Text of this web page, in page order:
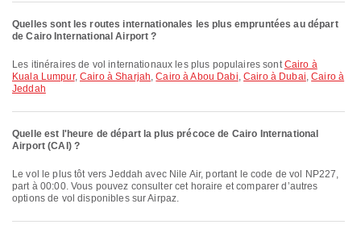
Quelles sont les routes internationales les plus empruntées au départ
de Cairo International Airport ?
Les itinéraires de vol internationaux les plus populaires sontCairo à
Kuala Lumpur, Cairo à Sharjah,Cairo à Abou Dabi,Cairo à Dubai,Cairo à
Jeddah
Quelle est l'heure de départ la plus précoce de Cairo International
Airport (CAI) ?
Le vol le plus tôt vers Jeddah avec Nile Air, portant le code de vol NP227,
part à 00:00. Vous pouvez consulter cet horaire et comparer d’autres
options de vol disponibles sur Airpaz.